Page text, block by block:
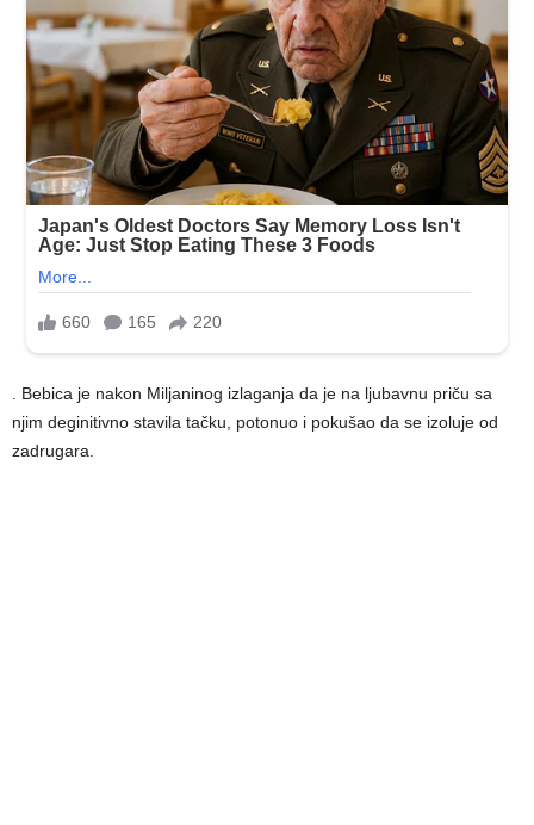
. Bebica je nakon Miljaninog izlaganja da je na ljubavnu priču sa
njim deginitivno stavila tačku, potonuo i pokušao da se izoluje od
zadrugara.